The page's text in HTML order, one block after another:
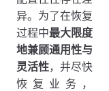
异。为了在恢复
过程中最大限度
地兼顾通用性与
灵活性，并尽快
恢复业务，